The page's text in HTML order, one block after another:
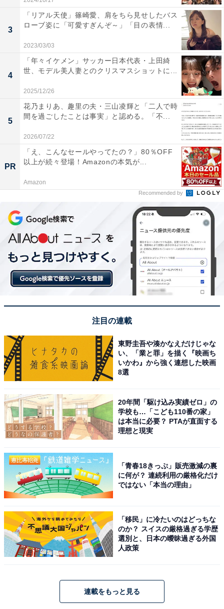
3
「リアル天使」篠崎愛、肩をちら見せしたバス
ローブ姿に「可愛すぎんぞ～」「目の表情...
2023/03/03
4
「年々イケメン」サッカー日本代表・上田綺
世、モデル美人妻とのクリスマスショットに...
2025/12/26
5
花乃まりあ、趣里の夫・三山凌輝と「二人で時
間を過ごしたことは事実」と認める。「不...
2026/07/22
PR
「え、こんなセールやってたの？」80％OFF
以上が続々登場！Amazonの本気が...
Amazon
Recommended by
注目の連載
東野圭吾や湊かなえだけじゃな
い、「業と罪」を描く『映画ち
いかわ』から強く連想した映画
8選
20年間「駆け込み実績ゼロ」の
学校も…「こども110番の家」
は本当に必要？ PTAが直面する
理想と現実
「青春18きっぷ」販売激減の裏
に何が？ 連続利用の厳格化だけ
ではない「本当の理由」
「移民」に冷たいのはどっちな
のか？ スイスの厳格過ぎる学歴
選別と、日本の曖昧過ぎる外国
人政策
連載をもっと見る